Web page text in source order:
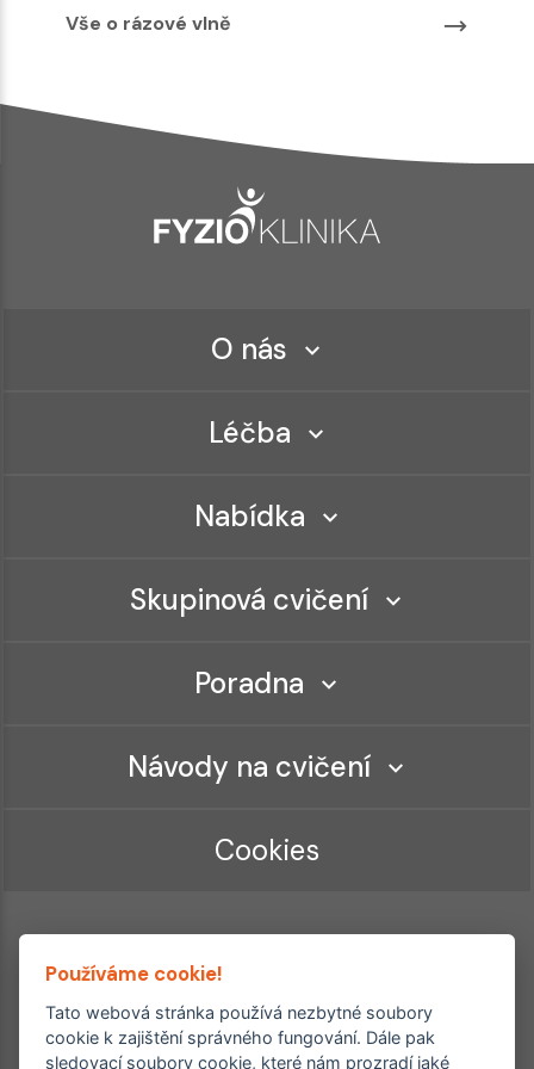
Vše o rázové vlně
O nás
Léčba
Nabídka
Skupinová cvičení
Poradna
Návody na cvičení
Cookies
Ordinace roku
Používáme cookie!
Tato webová stránka používá nezbytné soubory
cookie k zajištění správného fungování. Dále pak
sledovací soubory cookie, které nám prozradí jaké